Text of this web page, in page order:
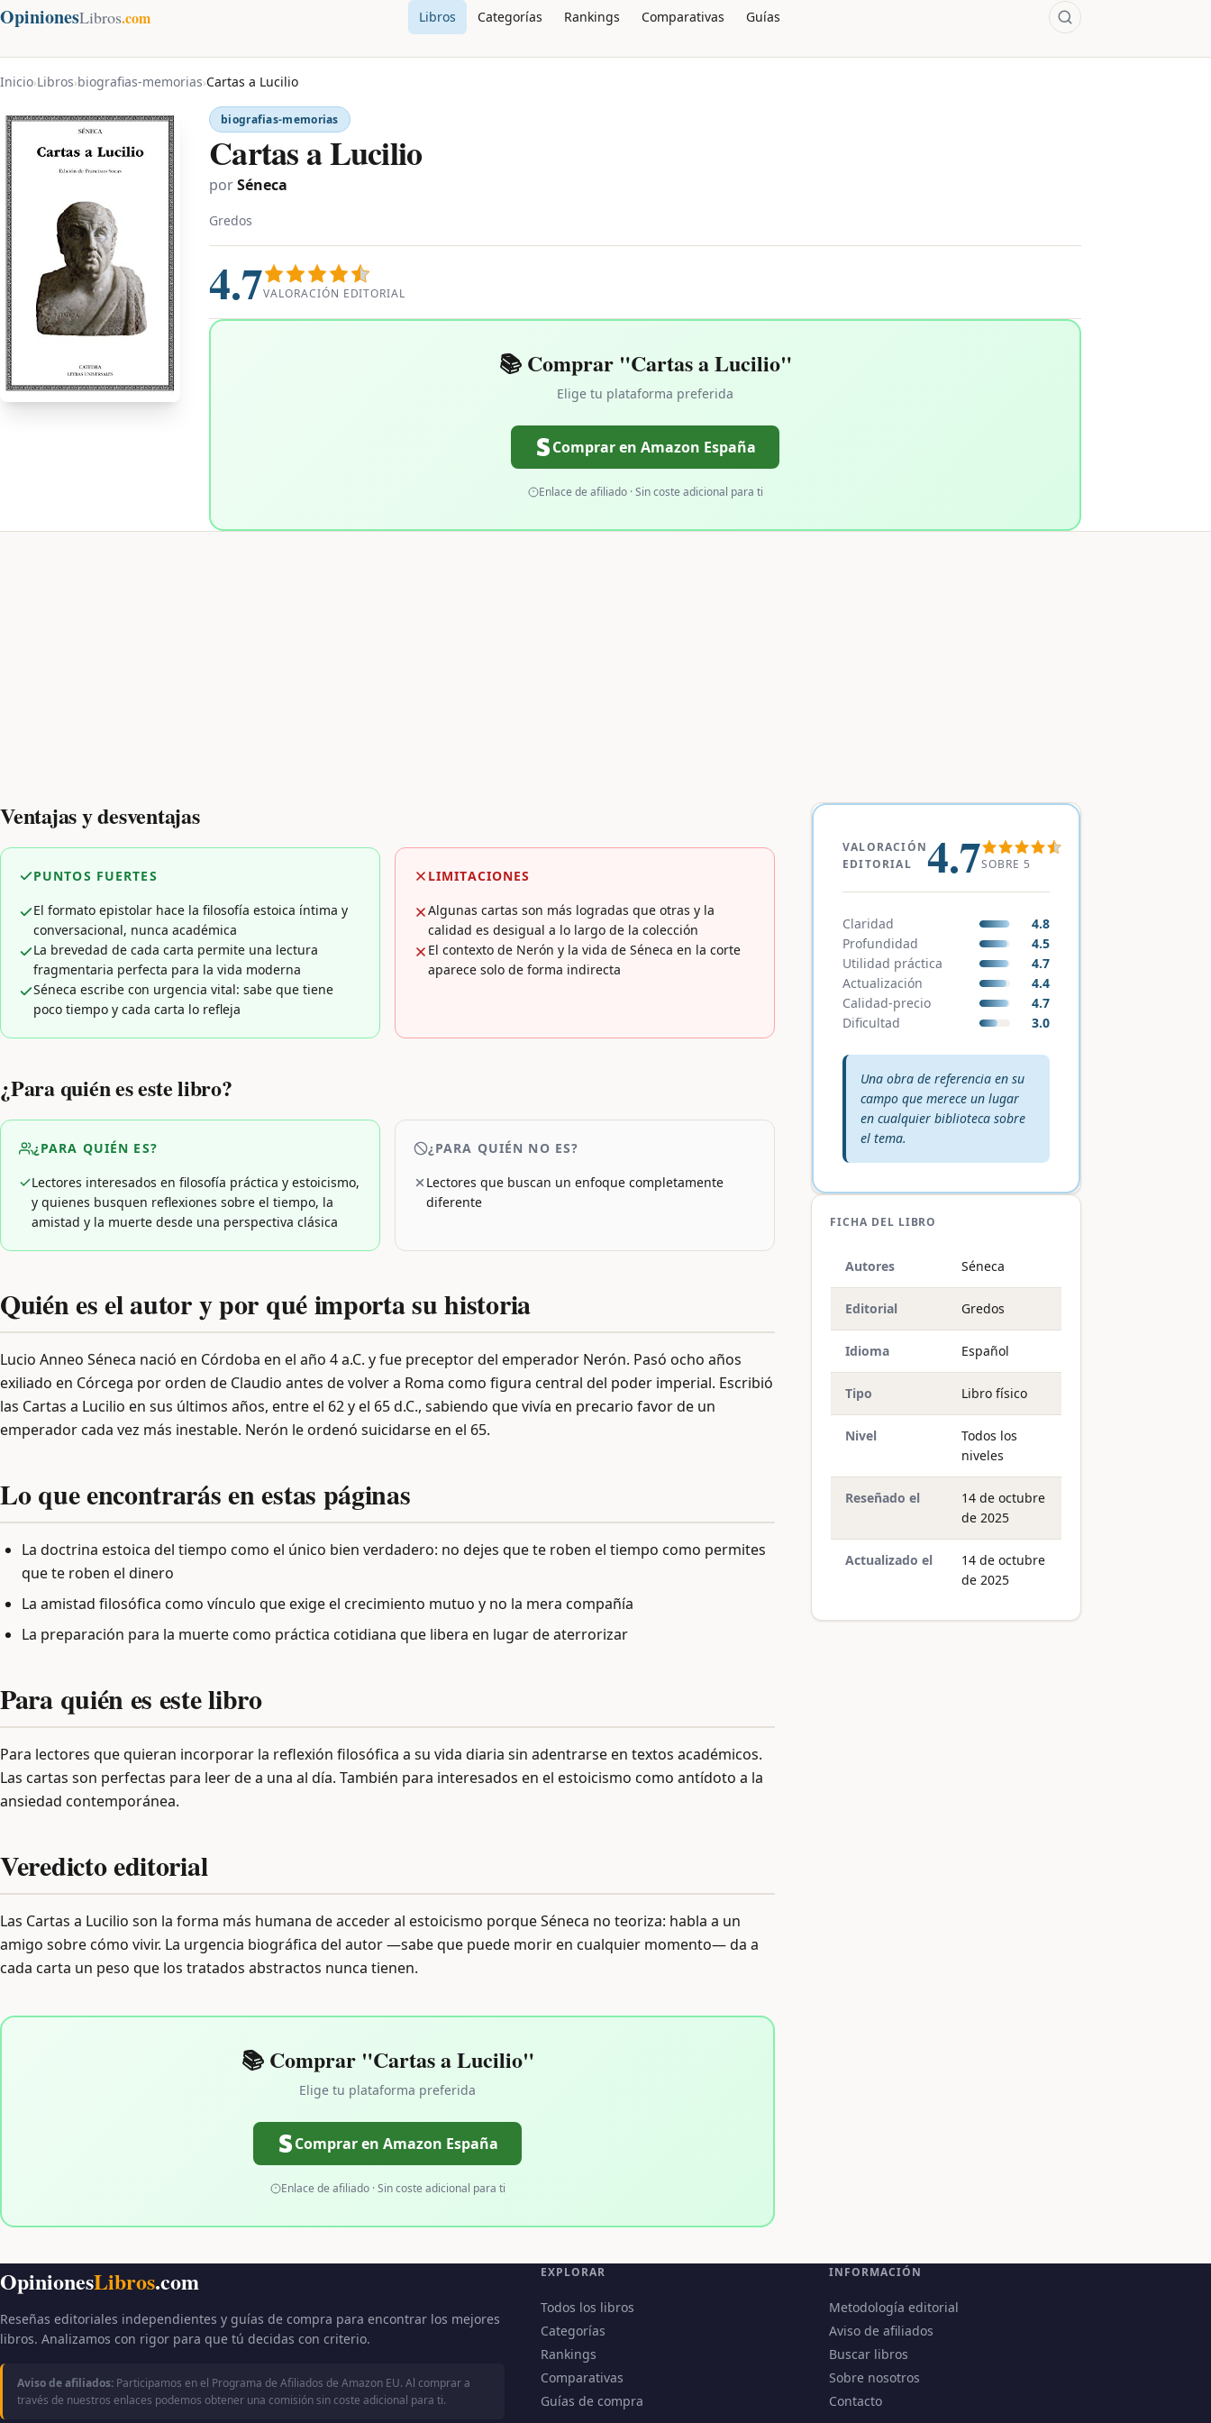
OpinionesLibros.com Libros Categorías Rankings Comparativas Guías
Inicio›Libros›biografias-memorias›Cartas a Lucilio
biografias-memorias
Cartas a Lucilio
porSéneca
Gredos
4.7VALORACIÓN EDITORIAL
📚 Comprar "Cartas a Lucilio"
Elige tu plataforma preferida
Comprar en Amazon España
Enlace de afiliado · Sin coste adicional para ti
Ventajas y desventajas
PUNTOS FUERTES
El formato epistolar hace la filosofía estoica íntima y
conversacional, nunca académica
La brevedad de cada carta permite una lectura
fragmentaria perfecta para la vida moderna
Séneca escribe con urgencia vital: sabe que tiene
poco tiempo y cada carta lo refleja
LIMITACIONES
Algunas cartas son más logradas que otras y la
calidad es desigual a lo largo de la colección
El contexto de Nerón y la vida de Séneca en la corte
aparece solo de forma indirecta
¿Para quién es este libro?
¿PARA QUIÉN ES?
Lectores interesados en filosofía práctica y estoicismo,
y quienes busquen reflexiones sobre el tiempo, la
amistad y la muerte desde una perspectiva clásica
¿PARA QUIÉN NO ES?
Lectores que buscan un enfoque completamente
diferente
Quién es el autor y por qué importa su historia
Lucio Anneo Séneca nació en Córdoba en el año 4 a.C. y fue preceptor del emperador Nerón. Pasó ocho años
exiliado en Córcega por orden de Claudio antes de volver a Roma como figura central del poder imperial. Escribió
las Cartas a Lucilio en sus últimos años, entre el 62 y el 65 d.C., sabiendo que vivía en precario favor de un
emperador cada vez más inestable. Nerón le ordenó suicidarse en el 65.
Lo que encontrarás en estas páginas
La doctrina estoica del tiempo como el único bien verdadero: no dejes que te roben el tiempo como permites
que te roben el dinero
La amistad filosófica como vínculo que exige el crecimiento mutuo y no la mera compañía
La preparación para la muerte como práctica cotidiana que libera en lugar de aterrorizar
Para quién es este libro
Para lectores que quieran incorporar la reflexión filosófica a su vida diaria sin adentrarse en textos académicos.
Las cartas son perfectas para leer de a una al día. También para interesados en el estoicismo como antídoto a la
ansiedad contemporánea.
Veredicto editorial
Las Cartas a Lucilio son la forma más humana de acceder al estoicismo porque Séneca no teoriza: habla a un
amigo sobre cómo vivir. La urgencia biográfica del autor —sabe que puede morir en cualquier momento— da a
cada carta un peso que los tratados abstractos nunca tienen.
📚 Comprar "Cartas a Lucilio"
Elige tu plataforma preferida
Comprar en Amazon España
Enlace de afiliado · Sin coste adicional para ti
VALORACIÓN
EDITORIAL
4.7SOBRE 5
Claridad
4.8
Profundidad
4.5
Utilidad práctica
4.7
Actualización
4.4
Calidad-precio
4.7
Dificultad
3.0
Veredicto editorial:
Una obra de referencia en su
campo que merece un lugar
en cualquier biblioteca sobre
el tema.
FICHA DEL LIBRO
Autores Séneca
Editorial Gredos
Idioma Español
Tipo Libro físico
Nivel
Todos los
niveles
Reseñado el
14 de octubre
de 2025
Actualizado el
14 de octubre
de 2025
OpinionesLibros.com
Reseñas editoriales independientes y guías de compra para encontrar los mejores
libros. Analizamos con rigor para que tú decidas con criterio.
Aviso de afiliados: Participamos en el Programa de Afiliados de Amazon EU. Al comprar a
través de nuestros enlaces podemos obtener una comisión sin coste adicional para ti.
EXPLORAR
Todos los libros
Categorías
Rankings
Comparativas
Guías de compra
INFORMACIÓN
Metodología editorial
Aviso de afiliados
Buscar libros
Sobre nosotros
Contacto